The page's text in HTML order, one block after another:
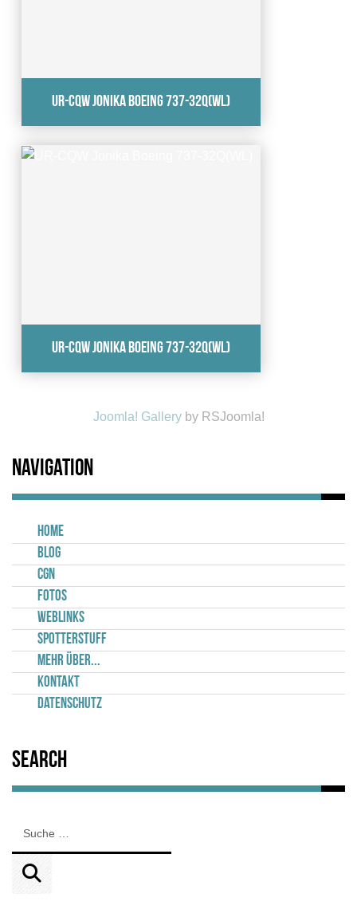
UR-CQW Jonika Boeing 737-32Q(WL)
UR-CQW Jonika Boeing 737-32Q(WL)
Joomla! Galleryby RSJoomla!
Navigation
Home
Blog
CGN
Fotos
Weblinks
Spotterstuff
Mehr über...
Kontakt
Datenschutz
Search